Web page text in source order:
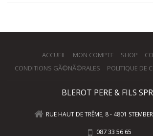
ACCUEIL MON COMPTE SHOP
CONDITIONS GÃ©NÃ©RALES
POLITIQUE DE
BLEROT PERE & FILS
RUE HAUT DE TRÊME, 8 - 4801
087 33 56 65